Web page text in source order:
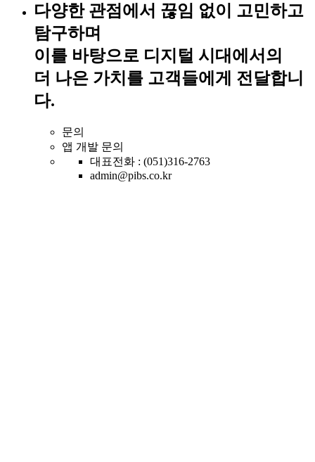
다양한 관점에서 끊임 없이 고민하고
탐구하며
이를 바탕으로 디지털 시대에서의
더 나은 가치를 고객들에게 전달합니
다.
문의
앱 개발 문의
대표전화 : (051)316-2763
admin@pibs.co.kr